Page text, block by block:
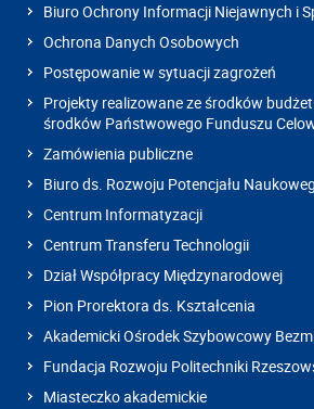
Biuro Ochrony Informacji Niejawnych i
Ochrona Danych Osobowych
Postępowanie w sytuacji zagrożeń
Projekty realizowane ze środków
środków Państwowego Funduszu
Zamówienia publiczne
Biuro ds. Rozwoju Potencjału
Centrum Informatyzacji
Centrum Transferu Technologii
Dział Współpracy Międzynarodowej
Pion Prorektora ds. Kształcenia
Akademicki Ośrodek Szybowcowy
Fundacja Rozwoju Politechniki
Miasteczko akademickie